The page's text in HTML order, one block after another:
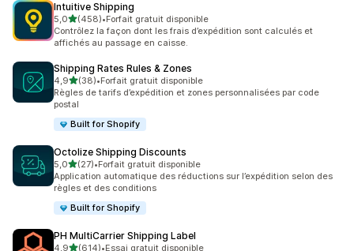
Intuitive Shipping
5,0étoile(s) sur 5
(458)
458 avis au total
•Forfait gratuit disponible
Contrôlez la façon dont les frais d’expédition sont calculés et
affichés au passage en caisse.
Shipping Rates Rules & Zones
4,9étoile(s) sur 5
(38)
38 avis au total
•Forfait gratuit disponible
Règles de tarifs d’expédition et zones personnalisées par code
postal
Built for Shopify
Octolize Shipping Discounts
5,0étoile(s) sur 5
(27)
27 avis au total
•Forfait gratuit disponible
Application automatique des réductions sur l’expédition selon des
règles et des conditions
Built for Shopify
PH MultiCarrier Shipping Label
4,9étoile(s) sur 5
(614)•Essai gratuit disponible